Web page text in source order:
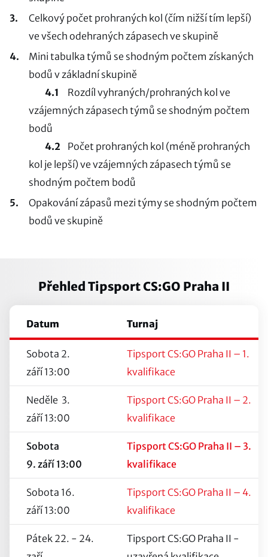
Celkový počet prohraných kol (čím nižší tím lepší)
ve všech odehraných zápasech ve skupině
Mini tabulka týmů se shodným počtem získaných
bodů v základní skupině
4.1 Rozdíl vyhraných/prohraných kol ve
vzájemných zápasech týmů se shodným počtem
bodů
4.2
Počet prohraných kol (méně prohraných
kol je lepší) ve vzájemných zápasech týmů se
shodným počtem bodů
Opakování zápasů mezi týmy se shodným počtem
bodů ve skupině
Přehled Tipsport CS:GO Praha II
Datum Turnaj
Sobota 2.
září 13:00
Tipsport CS:GO Praha II – 1.
kvalifikace
Neděle 3.
září 13:00
Tipsport CS:GO Praha II – 2.
kvalifikace
Sobota
9. září 13:00
Tipsport CS:GO Praha II – 3.
kvalifikace
Sobota 16.
září 13:00
Tipsport CS:GO Praha II – 4.
kvalifikace
Pátek 22. - 24.
Tipsport CS:GO Praha II -